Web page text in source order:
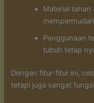
Material
Penggunaan
tubuh tetap
Dengan fitur-fitur ini,
tetapi juga sangat